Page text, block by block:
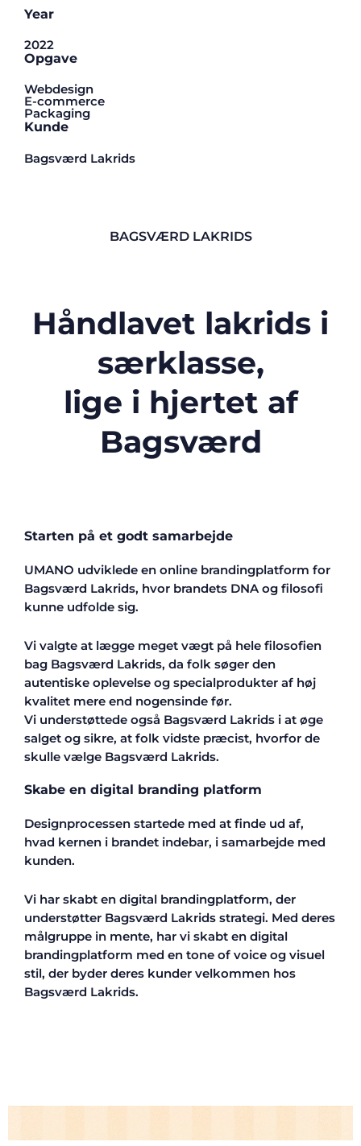
Year
2022
Opgave
Webdesign
E-commerce
Packaging
Kunde
Bagsværd Lakrids
BAGSVÆRD LAKRIDS
Håndlavet lakrids i
særklasse,
lige i hjertet af
Bagsværd
Starten på et godt samarbejde
UMANO udviklede en online brandingplatform for
Bagsværd Lakrids, hvor brandets DNA og filosofi
kunne udfolde sig.
Vi valgte at lægge meget vægt på hele filosofien
bag Bagsværd Lakrids, da folk søger den
autentiske oplevelse og specialprodukter af høj
kvalitet mere end nogensinde før.
Vi understøttede også Bagsværd Lakrids i at øge
salget og sikre, at folk vidste præcist, hvorfor de
skulle vælge Bagsværd Lakrids.
Skabe en digital branding platform
Designprocessen startede med at finde ud af,
hvad kernen i brandet indebar, i samarbejde med
kunden.
Vi har skabt en digital brandingplatform, der
understøtter Bagsværd Lakrids strategi. Med deres
målgruppe in mente, har vi skabt en digital
brandingplatform med en tone of voice og visuel
stil, der byder deres kunder velkommen hos
Bagsværd Lakrids.